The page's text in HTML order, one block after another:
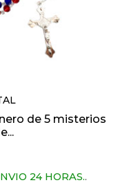
de 5 misterios
24 HORAS..